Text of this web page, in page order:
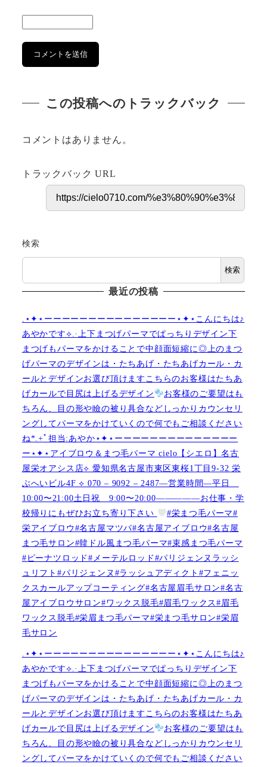
この投稿へのトラックバック
コメントはありません。
トラックバック URL
検索
検索
最近の投稿
.⋆✦⋆ーーーーーーーーーーーーーーー⋆✦⋆こんにちは♪
あやかです︎⟡.·上下まつげパーマでぱっちりデザイン下
まつげもパーマをかけることで中顔面短縮に◎上のまつ
げパーマのデザインは・たちあげ・たちあげカール・カ
ールとデザインお選び頂けますこちらのお客様はたちあ
げカールで目尻は上げるデザイン
お客様のご要望はも
ちろん、目の形や瞼の被り具合などしっかりカウンセリ
ングしてパーマをかけていくので何でもご相談ください
ね︎︎︎*.+ﾟ担当:あやか⋆✦⋆ーーーーーーーーーーーーーー
ー⋆✦⋆アイブロウ＆まつ毛パーマ cielo【シエロ】名古
屋栄オアシス店︎︎⟡ 愛知県名古屋市東区東桜1丁目9-32 栄
ぶへいビル4F ︎︎⟡ 070 – 9092 – 2487—営業時間—平日
10:00〜21:00土日祝 9:00〜20:00—————お仕事・学
校帰りにもぜひお立ち寄り下さい
#栄まつ毛パーマ#
栄アイブロウ#名古屋マツパ#名古屋アイブロウ#名古屋
まつ毛サロン#韓ドル風まつ毛パーマ#束感まつ毛パーマ
#ピーナツロッド#メーテルロッド#パリジェンヌラッシ
ュリフト#パリジェンヌ#ラッシュアディクト#フェニッ
クスカールアップコーティング#名古屋眉毛サロン#名古
屋アイブロウサロン#ワックス脱毛#眉毛ワックス#眉毛
ワックス脱毛#栄眉まつ毛パーマ#栄まつ毛サロン#栄眉
毛サロン
.⋆✦⋆ーーーーーーーーーーーーーーー⋆✦⋆こんにちは♪
あやかです︎⟡.·上下まつげパーマでぱっちりデザイン下
まつげもパーマをかけることで中顔面短縮に◎上のまつ
げパーマのデザインは・たちあげ・たちあげカール・カ
ールとデザインお選び頂けますこちらのお客様はたちあ
げカールで目尻は上げるデザイン
お客様のご要望はも
ちろん、目の形や瞼の被り具合などしっかりカウンセリ
ングしてパーマをかけていくので何でもご相談ください